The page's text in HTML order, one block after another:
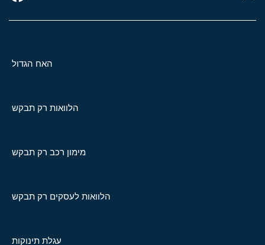
האח הגדול
הלוואות רק תבקש
מימון רכב רק תבקש
הלוואות לעסקים רק תבקש
עגלת תינוקות